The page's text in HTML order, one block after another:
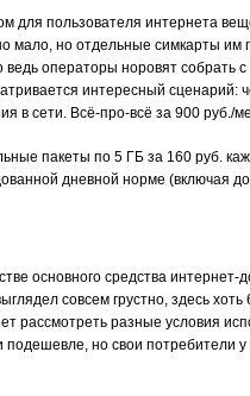
для пользователя интернета
мало, но отдельные симкарты
операторы норовят собрать
интересный
в сети. Всё-про-всё за 900 руб./
пакеты по 5 ГБ за 160 руб.
дневной норме (включая
основного средства
совсем грустно, здесь
рассмотреть разные условия
подешевле, но свои потребители